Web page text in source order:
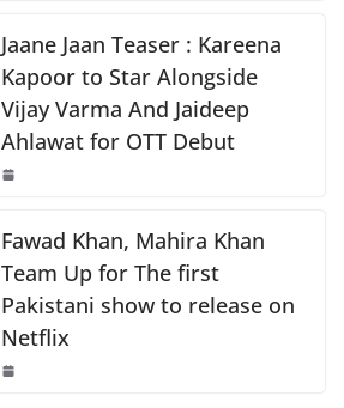
Jaane Jaan Teaser : Kareena
Kapoor to Star Alongside
Vijay Varma And Jaideep
Ahlawat for OTT Debut
Fawad Khan, Mahira Khan
Team Up for The first
Pakistani show to release on
Netflix